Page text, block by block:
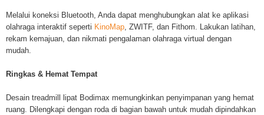
Melalui koneksi Bluetooth, Anda dapat menghubungkan alat ke aplikasi
olahraga interaktif seperti KinoMap, ZWITF, dan Fithom. Lakukan latihan,
rekam kemajuan, dan nikmati pengalaman olahraga virtual dengan
mudah.
Ringkas & Hemat Tempat
Desain treadmill lipat Bodimax memungkinkan penyimpanan yang hemat
ruang. Dilengkapi dengan roda di bagian bawah untuk mudah dipindahkan